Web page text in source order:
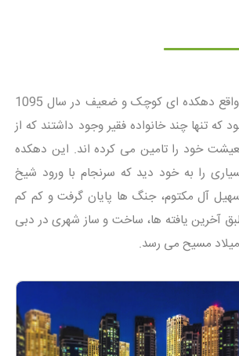
در واقع دهکده ای کوچک و ضعیف در سال 1095
که تنها چند خانواده فقیر وجود داشتند که از
خود را تامین می کرده اند. این دهکده
را به خود دید که سرنجام با ورود شیخ
آل مکتوم، جنگ ها پایان گرفت و کم کم
آخرین یافته ها، ساخت و ساز شهری در دبی